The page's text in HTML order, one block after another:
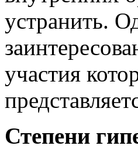
устранить.
участия
Степени